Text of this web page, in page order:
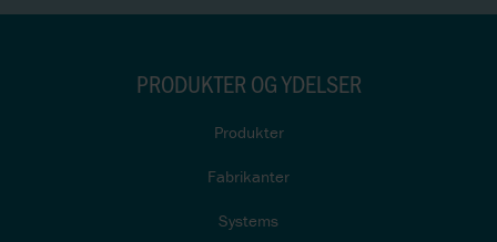
PRODUKTER OG YDELSER
Produkter
Fabrikanter
Systems